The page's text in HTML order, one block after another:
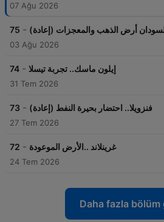
07 Ağu 2026
75 - أرض الذهب والمعجزات (إعادة)
03 Ağu 2026
74 - إيلون ماسك.. تجربة تيسلا
31 Tem 2026
73 - فنزويلا.. احتضار بحيرة النفط (إعادة)
27 Tem 2026
72 - غرينلاند ..الأرض الموعودة
24 Tem 2026
Daha fazla bölüm